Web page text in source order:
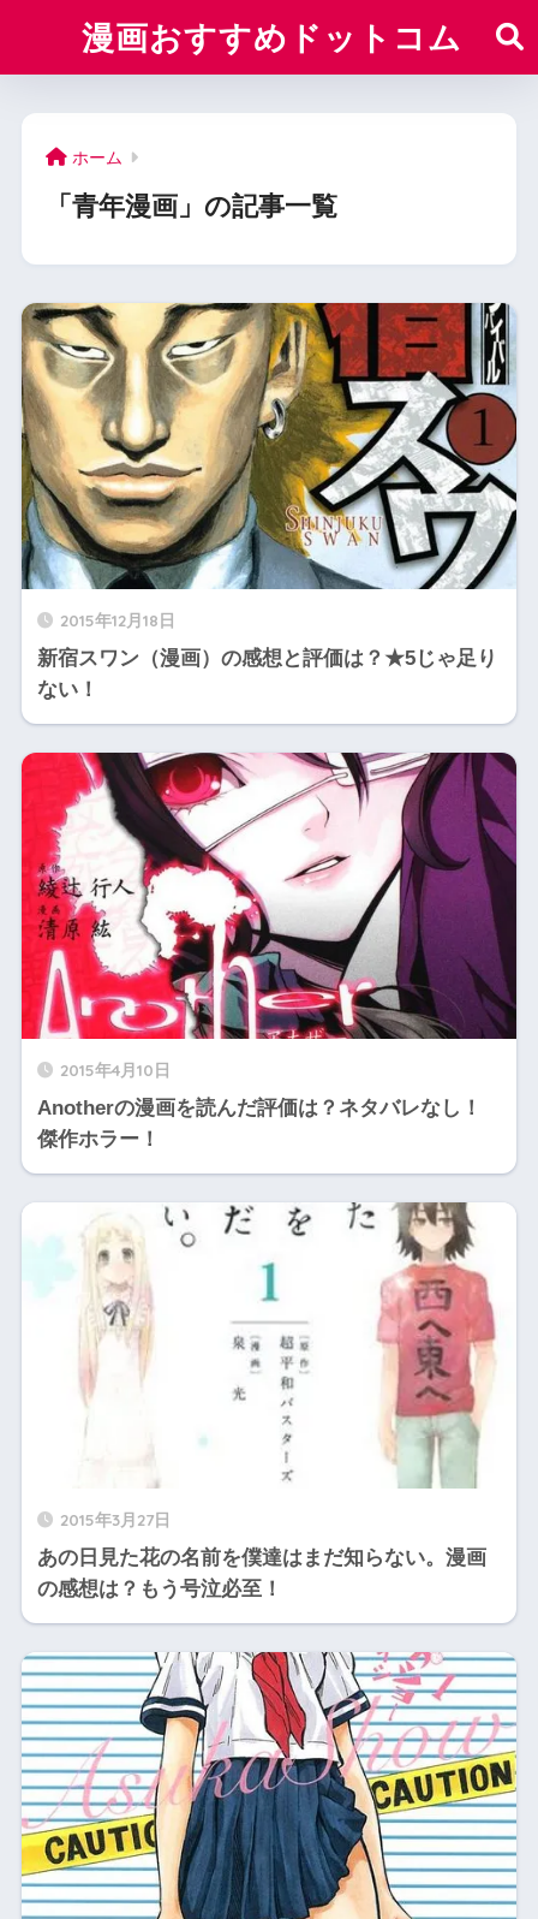
漫画おすすめドットコム
ホーム
「青年漫画」の記事一覧
2015年12月18日
新宿スワン（漫画）の感想と評価は？★5じゃ足り
ない！
2015年4月10日
Anotherの漫画を読んだ評価は？ネタバレなし！
傑作ホラー！
2015年3月27日
あの日見た花の名前を僕達はまだ知らない。漫画
の感想は？もう号泣必至！